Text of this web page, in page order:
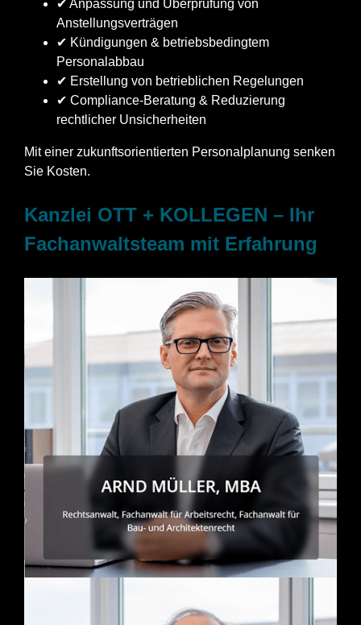
✔ Anpassung und Überprüfung von
Anstellungsverträgen
✔ Kündigungen & betriebsbedingtem
Personalabbau
✔ Erstellung von betrieblichen Regelungen
✔ Compliance-Beratung & Reduzierung
rechtlicher Unsicherheiten
Mit einer zukunftsorientierten Personalplanung senken
Sie Kosten.
Kanzlei OTT + KOLLEGEN – Ihr
Fachanwaltsteam mit Erfahrung